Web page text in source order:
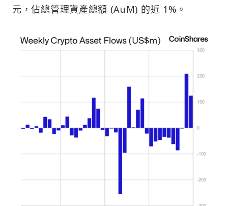
元，佔總管理資產總額 (AuM) 的近 1%。